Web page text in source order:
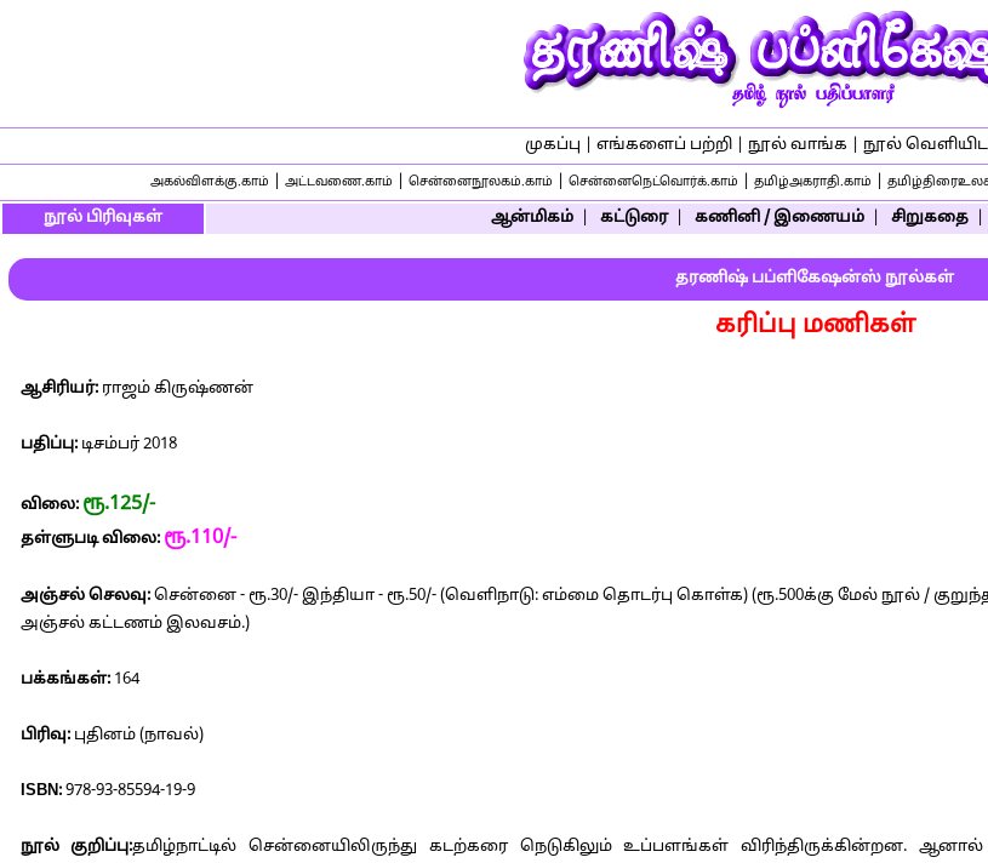
முகப்பு எங்களைப் பற்றி நூல் வாங்க நூல் வெளியிட
அகல்விளக்கு.காம் அட்டவணை.காம் சென்னைநூலகம்.காம் சென்னைநெட்வொர்க்.காம் தமிழ்அகராதி.காம்
நூல் பிரிவுகள் ஆன்மிகம் கட்டுரை| கணினி / இணையம் சிறுகதை
தரணிஷ் பப்ளிகேஷன்ஸ் நூல்கள்
கரிப்பு மணிகள்
ஆசிரியர்:ராஜம் கிருஷ்ணன்
பதிப்பு:டிசம்பர் 2018
விலை: ரூ.125/-
தள்ளுபடி விலை: ரூ.110/-
அஞ்சல் செலவு:சென்னை - ரூ.30/- இந்தியா - ரூ.50/- (வெளிநாடு: எம்மை தொடர்பு கொள்க) (ரூ.500க்கு மேல் நூல் /
அஞ்சல் கட்டணம் இலவசம்.)
பக்கங்கள்: 164
பிரிவு:புதினம் (நாவல்)
ISBN:978-93-85594-19-9
நூல் குறிப்பு:தமிழ்நாட்டில் சென்னையிலிருந்து கடற்கரை நெடுகிலும் உப்பளங்கள் விரிந்திருக்கின்றன.